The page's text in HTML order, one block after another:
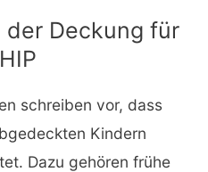
Deckung für
schreiben vor, dass
Kindern
Dazu gehören frühe